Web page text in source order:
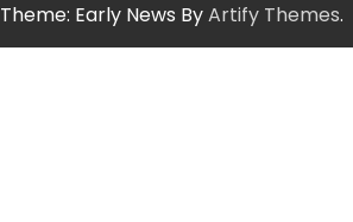
Theme: Early News ByArtify Themes.